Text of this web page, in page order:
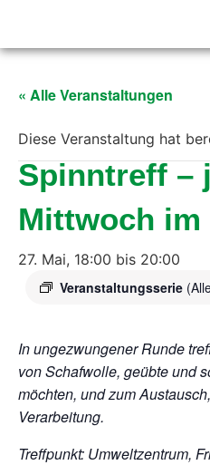
« Alle Veranstaltungen
Diese Veranstaltung hat
Spinntreff –
Mittwoch im
27. Mai, 18:00 bis 20:00
Veranstaltungsserie
In ungezwungener Runde
von Schafwolle, geübte und
möchten, und zum
Verarbeitung.
Treffpunkt: Umweltzentrum,